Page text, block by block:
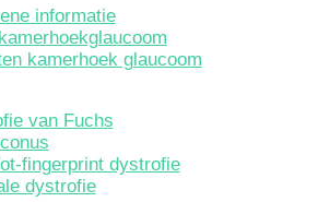
informatie
kamerhoek glaucoom
van Fuchs
fingerprint dystrofie
dystrofie